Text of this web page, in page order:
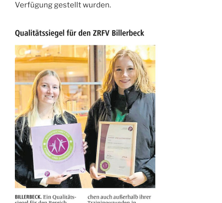
Verfügung gestellt wurden.